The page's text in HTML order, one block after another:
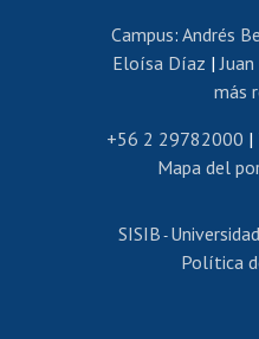
Editar
Revalidación y
Postulación al
Cursos
Campus: Andrés
Eloísa Díaz |
más
+56 2 29782000 |
Mapa del
SISIB -
Política